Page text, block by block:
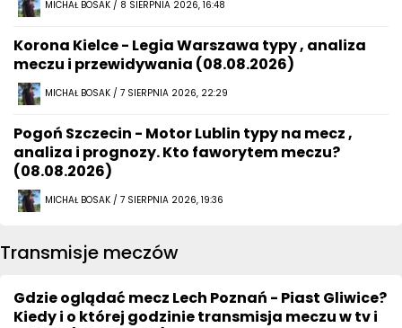
MICHAŁ BOSAK / 8 SIERPNIA 2026, 16:48
Korona Kielce - Legia Warszawa typy , analiza
meczu i przewidywania (08.08.2026)
MICHAŁ BOSAK / 7 SIERPNIA 2026, 22:29
Pogoń Szczecin - Motor Lublin typy na mecz ,
analiza i prognozy. Kto faworytem meczu?
(08.08.2026)
MICHAŁ BOSAK / 7 SIERPNIA 2026, 19:36
Transmisje meczów
Gdzie oglądać mecz Lech Poznań - Piast Gliwice?
Kiedy i o której godzinie transmisja meczu w tv i